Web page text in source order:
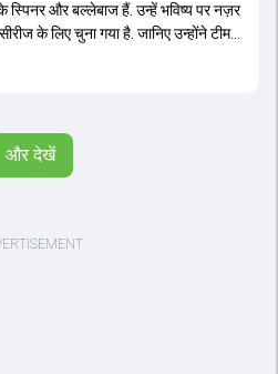
स्पिनर और बल्लेबाज हैं. उन्हें भविष्य पर नज़र
के लिए चुना गया है. जानिए उन्होंने टीम
और देखें